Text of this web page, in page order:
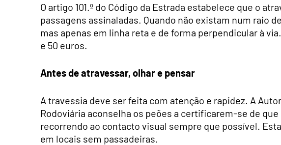
O artigo 101.º do Código da Estrada estabelece que o
passagens assinaladas. Quando não existam num raio
mas apenas em linha reta e de forma perpendicular à
e 50 euros.
Antes de atravessar, olhar e pensar
A travessia deve ser feita com atenção e rapidez. A
Rodoviária aconselha os peões a certificarem-se de
recorrendo ao contacto visual sempre que possível.
em locais sem passadeiras.